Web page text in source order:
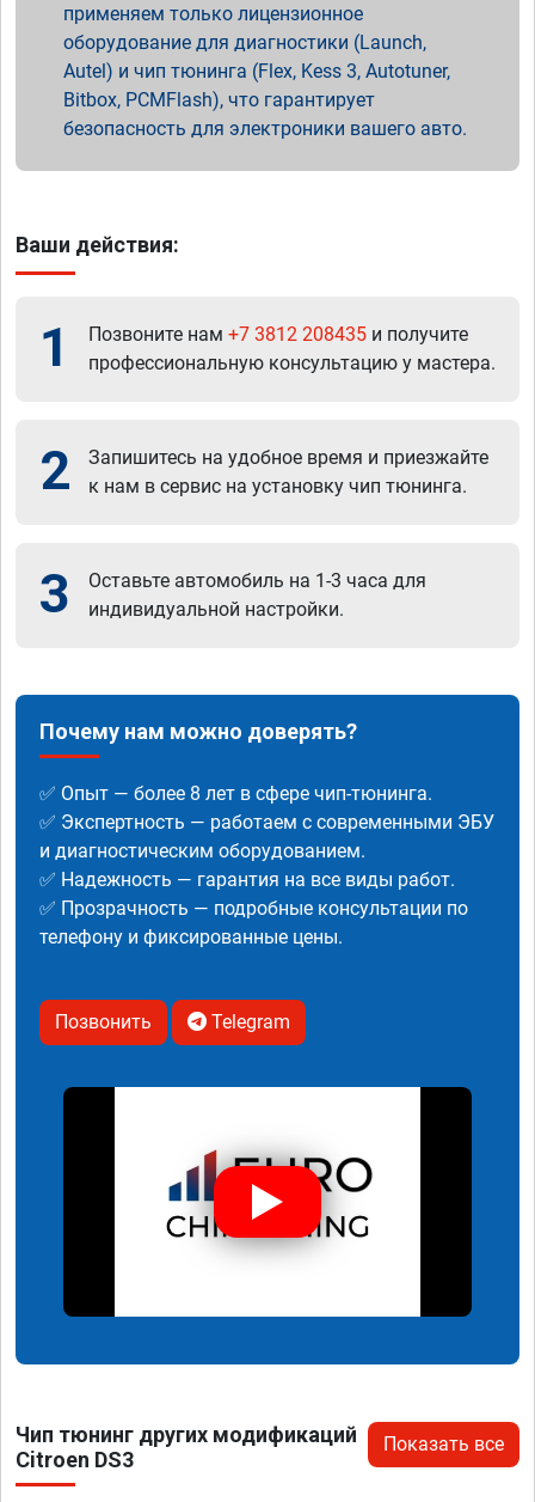
применяем только лицензионное
оборудование для диагностики (Launch,
Autel) и чип тюнинга (Flex, Kess 3, Autotuner,
Bitbox, PCMFlash), что гарантирует
безопасность для электроники вашего авто.
Ваши действия:
1 Позвоните нам +7 3812 208435 и получите
профессиональную консультацию у мастера.
2
Запишитесь на удобное время и приезжайте
к нам в сервис на установку чип тюнинга.
3
Оставьте автомобиль на 1-3 часа для
индивидуальной настройки.
Почему нам можно доверять?
✅ Опыт — более 8 лет в сфере чип-тюнинга.
✅ Экспертность — работаем с современными ЭБУ
и диагностическим оборудованием.
✅ Надежность — гарантия на все виды работ.
✅ Прозрачность — подробные консультации по
телефону и фиксированные цены.
Позвонить Telegram
Чип тюнинг других модификаций
Citroen DS3
Показать все